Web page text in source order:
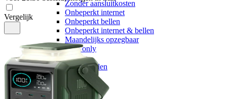
Zonder aansluitkosten
Onbeperkt internet
Onbeperkt bellen
Onbeperkt internet & bellen
Maandelijks opzegbaar
Data only
5G
Alleen bellen
Providers
Odido
Vodafone
Vergelijk